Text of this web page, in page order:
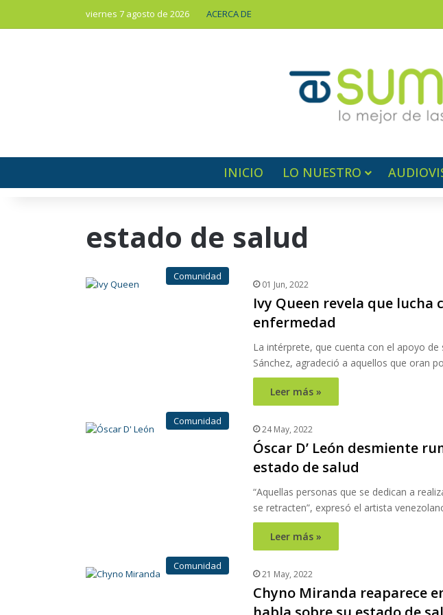
viernes 7 agosto de 2026 ACERCA DE
INICIO LO NUESTRO
estado de salud
Comunidad
01 Jun, 2022
Ivy Queen revela que lucha
enfermedad
La intérprete, que cuenta con el apoyo
Sánchez, agradeció a aquellos que oran
Leer más »
Comunidad
24 May, 2022
Óscar D’ León desmiente
estado de salud
“Aquellas personas que se dedican a
se retracten”, expresó el artista
Leer más »
Comunidad
21 May, 2022
Chyno Miranda reaparece